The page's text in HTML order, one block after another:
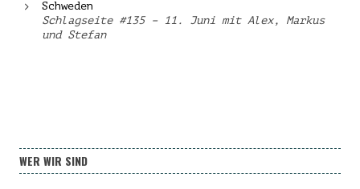
Schweden
Schlagseite #135 – 11. Juni mit Alex, Markus
und Stefan
WER WIR SIND